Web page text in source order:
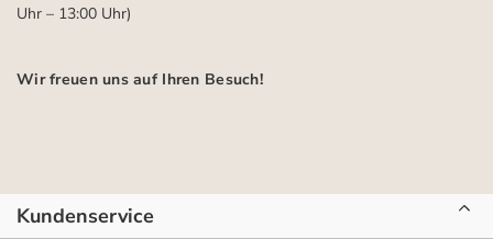
Uhr – 13:00 Uhr)
Wir freuen uns auf Ihren Besuch!
Kundenservice